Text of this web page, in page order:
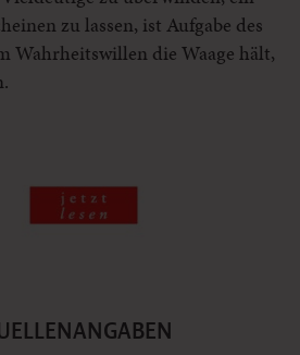
zu lassen, ist Aufgabe des
Wahrheitswillen die Waage hält,